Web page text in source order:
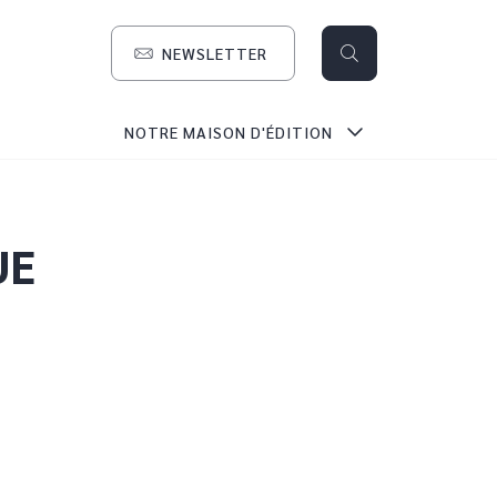
NEWSLETTER
NOTRE MAISON D'ÉDITION